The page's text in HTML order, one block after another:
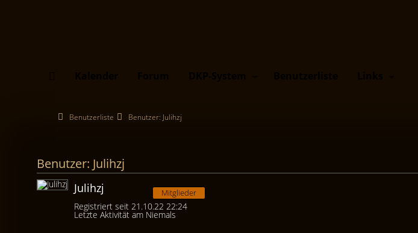
Benutzerliste Benutzer: Julihzj
Benutzer: Julihzj
Julihzj Mitglieder
Registriert seit 21.10.22 22:24
Letzte Aktivität am Niemals